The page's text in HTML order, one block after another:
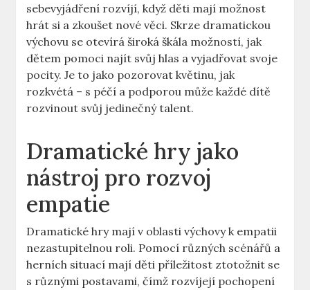
sebevyjádření rozvíjí, když děti mají možnost
hrát si a zkoušet nové věci. Skrze dramatickou
výchovu se otevírá široká škála možností, jak
dětem pomoci najít svůj hlas a vyjadřovat svoje
pocity. Je to jako pozorovat květinu, jak
rozkvétá – s péčí a podporou může každé dítě
rozvinout svůj jedinečný talent.
Dramatické hry jako
nástroj pro rozvoj
empatie
Dramatické hry mají v oblasti výchovy k empatii
nezastupitelnou roli. Pomocí různých scénářů a
herních situací mají děti příležitost ztotožnit se
s různými postavami, čímž rozvíjejí pochopení